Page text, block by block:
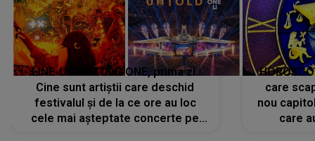
LINE-UP UNTOLD ONE, prima zi.
Cine sunt artiștii care deschid
festivalul și de la ce ore au loc
cele mai așteptate concerte pe
care
nou
care